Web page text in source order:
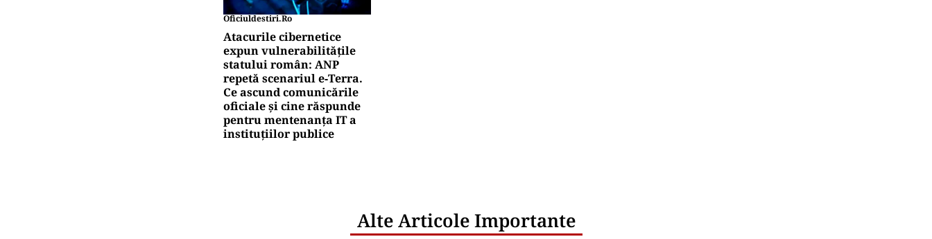
Oficiuldestiri.ro
Atacurile cibernetice
expun vulnerabilitățile
statului român: ANP
repetă scenariul e‑Terra.
Ce ascund comunicările
oficiale și cine răspunde
pentru mentenanța IT a
instituțiilor publice
Alte Articole Importante